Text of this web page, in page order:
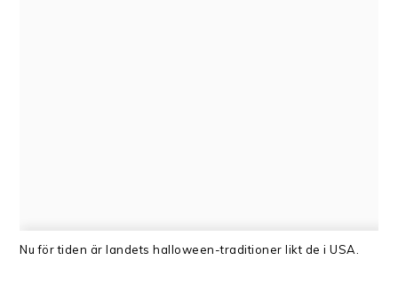
Nu för tiden är landets halloween-traditioner likt de i USA